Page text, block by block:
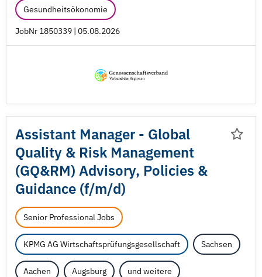
Gesundheitsökonomie
JobNr 1850339 | 05.08.2026
Assistant Manager - Global
Quality & Risk Management
(GQ&RM) Advisory, Policies &
Guidance (f/m/d)
Senior Professional Jobs
KPMG AG Wirtschaftsprüfungsgesellschaft Sachsen
Aachen Augsburg und weitere